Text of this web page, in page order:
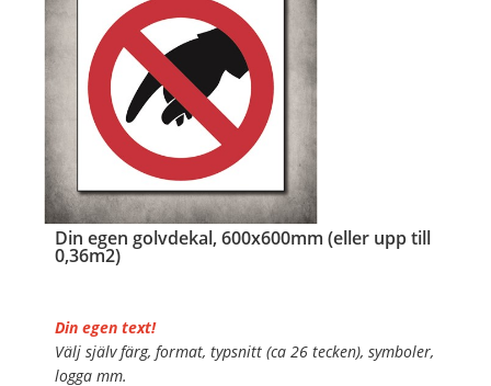
Din egen golvdekal, 600x600mm (eller upp till
0,36m2)
Din egen text!
Välj själv färg, format, typsnitt (ca 26 tecken), symboler,
logga mm.